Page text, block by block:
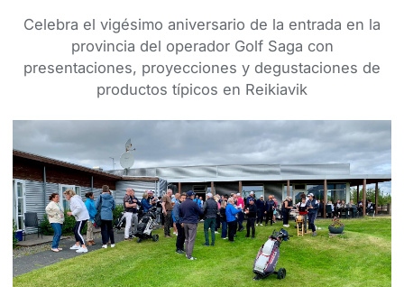
Celebra el vigésimo aniversario de la entrada en la
provincia del operador Golf Saga con
presentaciones, proyecciones y degustaciones de
productos típicos en Reikiavik